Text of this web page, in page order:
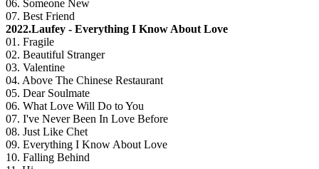
06. Someone New
07. Best Friend
2022.Laufey - Everything I Know About Love
01. Fragile
02. Beautiful Stranger
03. Valentine
04. Above The Chinese Restaurant
05. Dear Soulmate
06. What Love Will Do to You
07. I've Never Been In Love Before
08. Just Like Chet
09. Everything I Know About Love
10. Falling Behind